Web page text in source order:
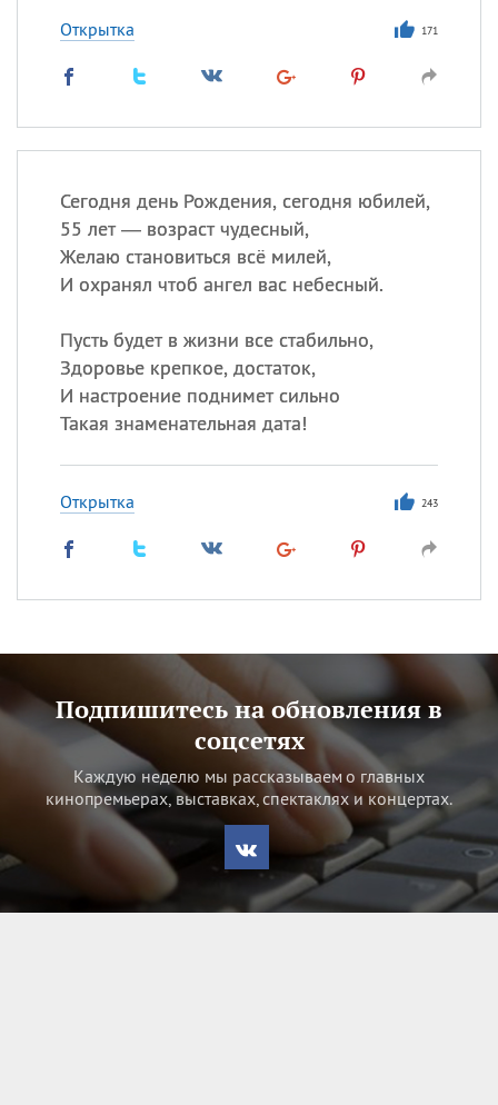
Открытка 171
Сегодня день Рождения, сегодня юбилей,
55 лет — возраст чудесный,
Желаю становиться всё милей,
И охранял чтоб ангел вас небесный.
Пусть будет в жизни все стабильно,
Здоровье крепкое, достаток,
И настроение поднимет сильно
Такая знаменательная дата!
Открытка 243
Подпишитесь на обновления в
соцсетях
Каждую неделю мы рассказываем о главных
кинопремьерах, выставках, спектаклях и концертах.